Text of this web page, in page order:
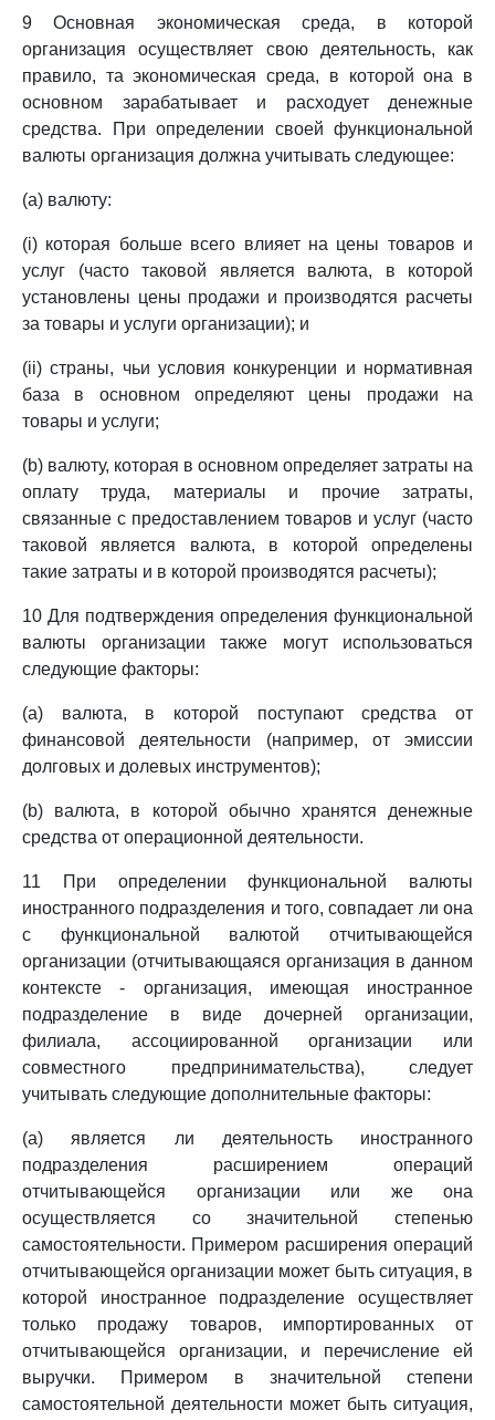
9 Основная экономическая среда, в которой
организация осуществляет свою деятельность, как
правило, та экономическая среда, в которой она в
основном зарабатывает и расходует денежные
средства. При определении своей функциональной
валюты организация должна учитывать следующее:
(a) валюту:
(i) которая больше всего влияет на цены товаров и
услуг (часто таковой является валюта, в которой
установлены цены продажи и производятся расчеты
за товары и услуги организации); и
(ii) страны, чьи условия конкуренции и нормативная
база в основном определяют цены продажи на
товары и услуги;
(b) валюту, которая в основном определяет затраты на
оплату труда, материалы и прочие затраты,
связанные с предоставлением товаров и услуг (часто
таковой является валюта, в которой определены
такие затраты и в которой производятся расчеты);
10 Для подтверждения определения функциональной
валюты организации также могут использоваться
следующие факторы:
(a) валюта, в которой поступают средства от
финансовой деятельности (например, от эмиссии
долговых и долевых инструментов);
(b) валюта, в которой обычно хранятся денежные
средства от операционной деятельности.
11 При определении функциональной валюты
иностранного подразделения и того, совпадает ли она
с функциональной валютой отчитывающейся
организации (отчитывающаяся организация в данном
контексте - организация, имеющая иностранное
подразделение в виде дочерней организации,
филиала, ассоциированной организации или
совместного предпринимательства), следует
учитывать следующие дополнительные факторы:
(a) является ли деятельность иностранного
подразделения расширением операций
отчитывающейся организации или же она
осуществляется со значительной степенью
самостоятельности. Примером расширения операций
отчитывающейся организации может быть ситуация, в
которой иностранное подразделение осуществляет
только продажу товаров, импортированных от
отчитывающейся организации, и перечисление ей
выручки. Примером в значительной степени
самостоятельной деятельности может быть ситуация,